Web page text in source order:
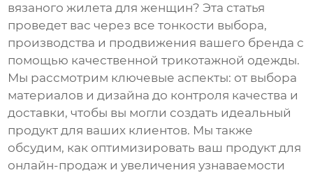
вязаного жилета для женщин? Эта статья
проведет вас через все тонкости выбора,
производства и продвижения вашего бренда с
помощью качественной трикотажной одежды.
Мы рассмотрим ключевые аспекты: от выбора
материалов и дизайна до контроля качества и
доставки, чтобы вы могли создать идеальный
продукт для ваших клиентов. Мы также
обсудим, как оптимизировать ваш продукт для
онлайн-продаж и увеличения узнаваемости